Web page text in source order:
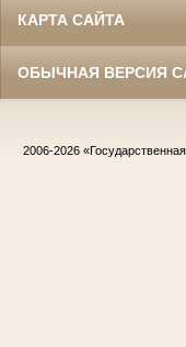
КАРТА САЙТА
ОБЫЧНАЯ ВЕРСИЯ
2006-2026